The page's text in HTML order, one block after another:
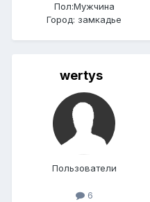
Пол:Мужчина
Город: замкадье
wertys
Пользователи
6